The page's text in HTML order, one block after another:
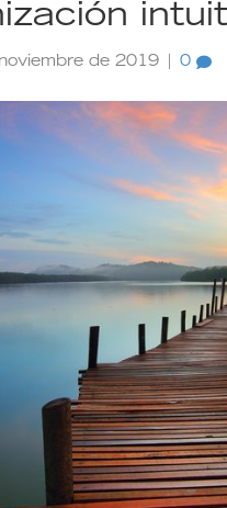
de 2019 0